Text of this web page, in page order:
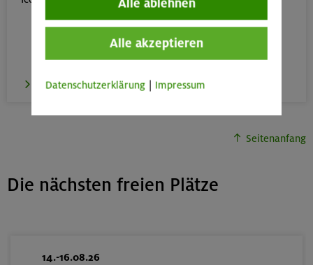
zur Übersicht
Seitenanfang
Die nächsten freien Plätze
14.-16.08.26
Alle ablehnen
Alle akzeptieren
Datenschutzerklärung Impressum